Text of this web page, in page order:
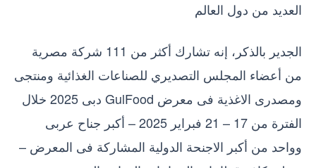
العديد من دول العالم
الجدير بالذكر، إنه تشارك أكثر من 111 شركة مصرية
من أعضاء المجلس التصديري للصناعات الغذائية ومنتجى
ومصدرى الاغذية فى معرض GulFood دبى 2025 خلال
الفترة من 17 – 21 فبراير 2025 – أكبر جناح عربى
وواحد من أكبر الاجنحة الدولية المشاركة فى المعرض –